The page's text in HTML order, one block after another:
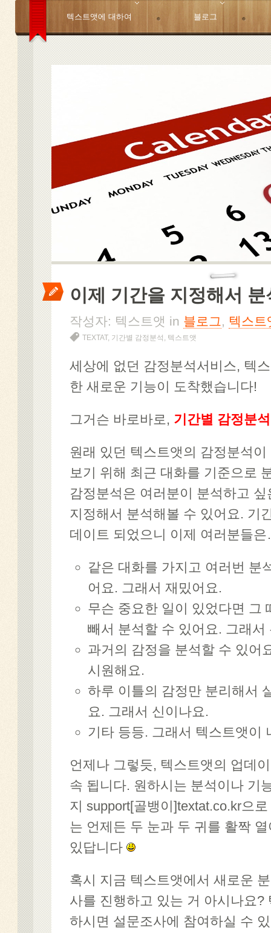
텍스트앳에 대하여 블로그
이제 기간을 지정해서
작성자: 텍스트앳 in 블로그 , 텍스트
TEXTAT, 기간별 감정분석 , 텍스트앳
세상에 없던 감정분석서비스, 텍
한 새로운 기능이 도착했습니다!
그거슨 바로바로, 기간별 감정분석
원래 있던 텍스트앳의 감정분석
보기 위해 최근 대화를 기준으로
감정분석은 여러분이 분석하고
지정해서 분석해볼 수 있어요. 기
데이트 되었으니 이제 여러분들
같은 대화를 가지고 여러번 분
어요. 그래서 재밌어요.
무슨 중요한 일이 있었다면 그
빼서 분석할 수 있어요. 그래서
과거의 감정을 분석할 수 있어
시원해요.
하루 이틀의 감정만 분리해서
요. 그래서 신이나요.
기타 등등. 그래서 텍스트앳이
언제나 그렇듯, 텍스트앳의 업데
속 됩니다. 원하시는 분석이나 기
지 support[골뱅이]textat.co.kr으
는 언제든 두 눈과 두 귀를 활짝
있답니다
혹시 지금 텍스트앳에서 새로운
사를 진행하고 있는 거 아시나요?
하시면 설문조사에 참여하실 수